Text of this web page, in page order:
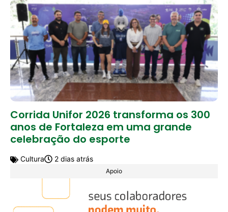
Corrida Unifor 2026 transforma os 300
anos de Fortaleza em uma grande
celebração do esporte
Cultura 2 dias atrás
Apoio